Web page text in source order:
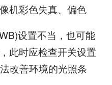
彩色失真、偏色
设置不当，也可能
此时应检查开关设置
改善环境的光照条